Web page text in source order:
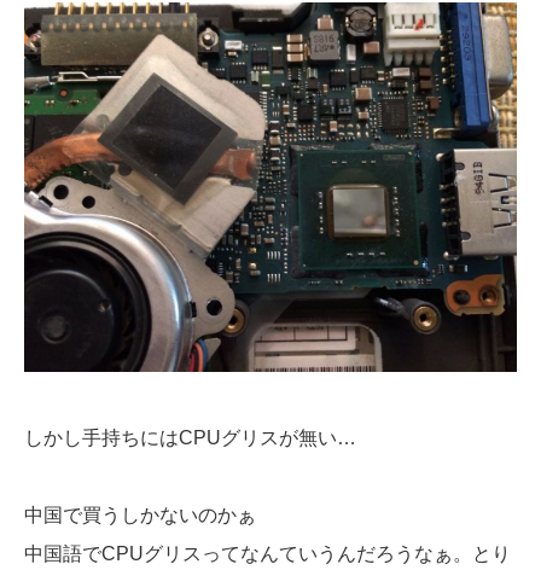
しかし手持ちにはCPUグリスが無い…
中国で買うしかないのかぁ
中国語でCPUグリスってなんていうんだろうなぁ。とり